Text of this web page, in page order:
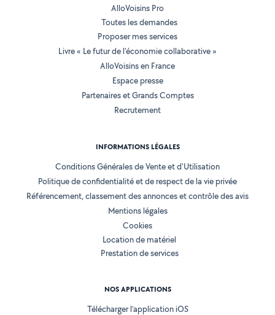
AlloVoisins Pro
Toutes les demandes
Proposer mes services
Livre « Le futur de l'économie collaborative »
AlloVoisins en France
Espace presse
Partenaires et Grands Comptes
Recrutement
INFORMATIONS LÉGALES
Conditions Générales de Vente et d'Utilisation
Politique de confidentialité et de respect de la vie privée
Référencement, classement des annonces et contrôle des avis
Mentions légales
Cookies
Location de matériel
Prestation de services
NOS APPLICATIONS
Télécharger l’application iOS